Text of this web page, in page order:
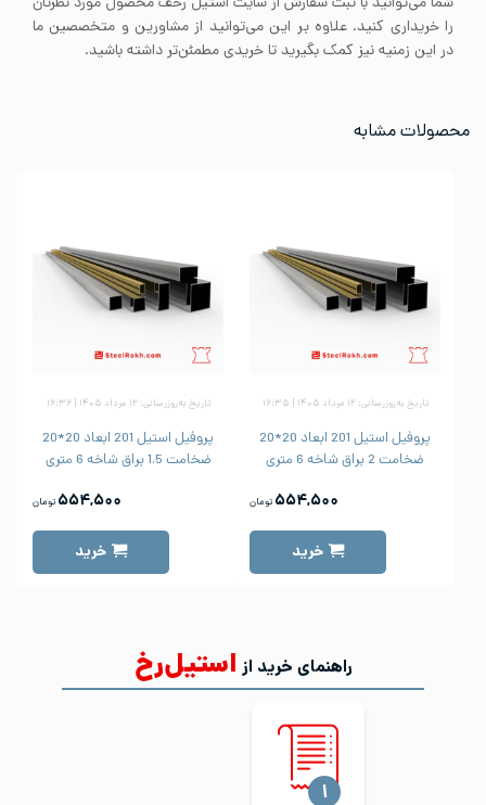
را خریداری کنید. علاوه بر این می‌توانید از مشاورین و متخصصین ما
در این زمنیه نیز کمک بگیرید تا خریدی مطمئن‌تر داشته باشید.
محصولات مشابه
تاریخ به‌روزرسانی: ۱۲ مرداد ۱۴۰۵ | ۱۶:۳۵
پروفیل استیل 201 ابعاد 20*20
ضخامت 2 براق شاخه 6 متری
۵۵۴,۵۰۰ تومان
خرید
تاریخ به‌روزرسانی: ۱۲ مرداد ۱۴۰۵ | ۱۶:۳۶
پروفیل استیل 201 ابعاد 20*20
ضخامت 1.5 براق شاخه 6 متری
۵۵۴,۵۰۰ تومان
خرید
راهنمای خرید از استیل‌رخ
‍۱